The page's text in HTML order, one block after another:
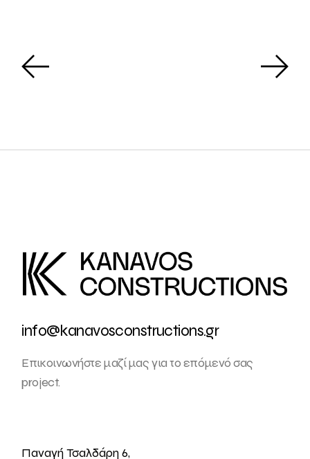
info@kanavosconstructions.gr
Επικοινωνήστε μαζί μας για το επόμενό σας
project.
Παναγή Τσαλδάρη 6,